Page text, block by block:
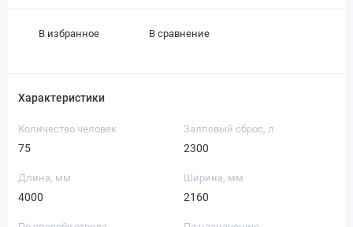
В избранное В сравнение
Характеристики
Количество человек
75
Залповый сброс, л
2300
Длина, мм
4000
Ширина, мм
2160